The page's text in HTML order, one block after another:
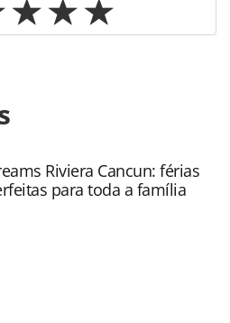
aviacao/empresas/2018/07/
da-
oferecidas na
pela PANROTAS
brasileira sobre direito
sem autorização da
Riviera Cancun: férias
para toda a família